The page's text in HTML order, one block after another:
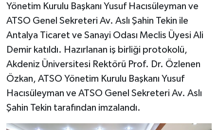
Yönetim Kurulu Başkanı Yusuf Hacısüleyman ve
ATSO Genel Sekreteri Av. Aslı Şahin Tekin ile
Antalya Ticaret ve Sanayi Odası Meclis Üyesi Ali
Demir katıldı. Hazırlanan iş birliği protokolü,
Akdeniz Üniversitesi Rektörü Prof. Dr. Özlenen
Özkan, ATSO Yönetim Kurulu Başkanı Yusuf
Hacısüleyman ve ATSO Genel Sekreteri Av. Aslı
Şahin Tekin tarafından imzalandı.